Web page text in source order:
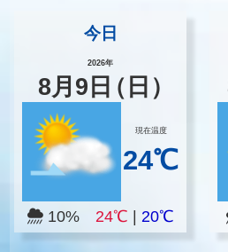
今日
2026年
8月 9 日（日）
現在温度
24℃
10% 24℃ 20℃